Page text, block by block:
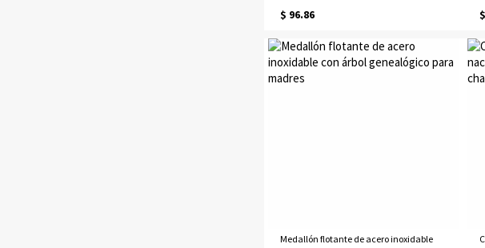
$ 96.86
Medallón flotante de acero inoxidable